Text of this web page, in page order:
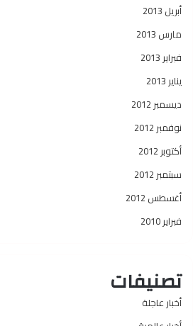
أبريل 2013
مارس 2013
فبراير 2013
يناير 2013
ديسمبر 2012
نوفمبر 2012
أكتوبر 2012
سبتمبر 2012
أغسطس 2012
فبراير 2010
تصنيفات
أخبار عاجلة